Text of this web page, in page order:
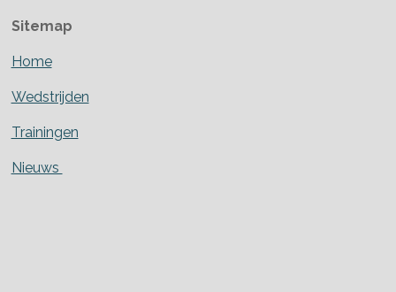
Sitemap
Home
Wedstrijden
Trainingen
Nieuws